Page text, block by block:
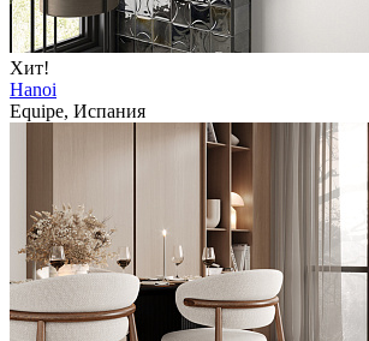
Хит!
Hanoi
Equipe, Испания